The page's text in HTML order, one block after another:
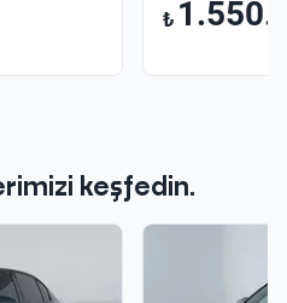
₺
keşfedin.